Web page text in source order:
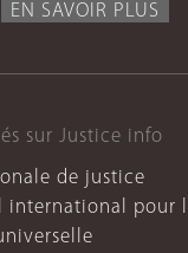
EN SAVOIR PLUS
sur Justice info
de justice
international pour